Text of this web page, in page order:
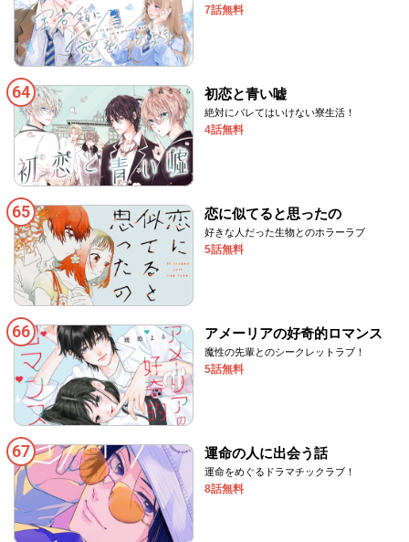
7話無料
64 初恋と青い嘘
絶対にバレてはいけない寮生活！
4話無料
65 恋に似てると思ったの
好きな人だった生物とのホラーラブ
5話無料
66 アメーリアの好奇的ロマンス
魔性の先輩とのシークレットラブ！
5話無料
67 運命の人に出会う話
運命をめぐるドラマチックラブ！
8話無料